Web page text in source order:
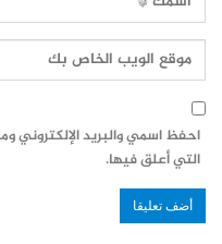
احفظ اسمي والبريد الإلكتروني
التي أعلق فيها.